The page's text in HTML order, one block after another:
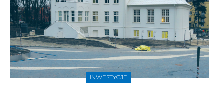
INWESTYCJE